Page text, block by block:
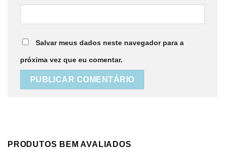
Salvar meus dados neste navegador para a
próxima vez que eu comentar.
PRODUTOS BEM AVALIADOS